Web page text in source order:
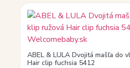
ABEL & LULA Dvojitá mašľa do
Hair clip fuchsia 5412